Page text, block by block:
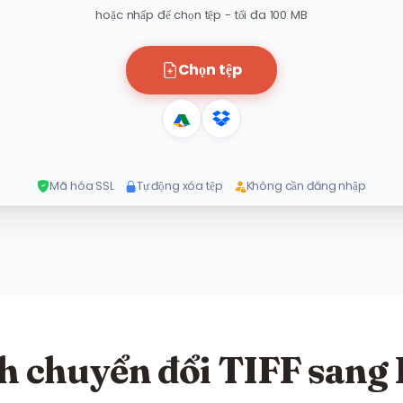
hoặc nhấp để chọn tệp - tối đa 100 MB
Chọn tệp
Mã hóa SSL Tự động xóa tệp Không cần đăng nhập
chuyển đổi TIFF sang